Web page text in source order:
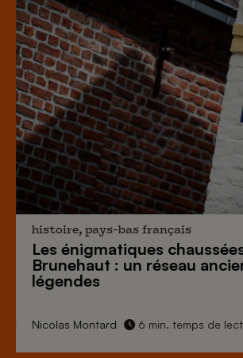
histoire, pays-bas français
Les énigmatiques
Brunehaut : un réseau
légendes
Nicolas Montard 6 min. temps de